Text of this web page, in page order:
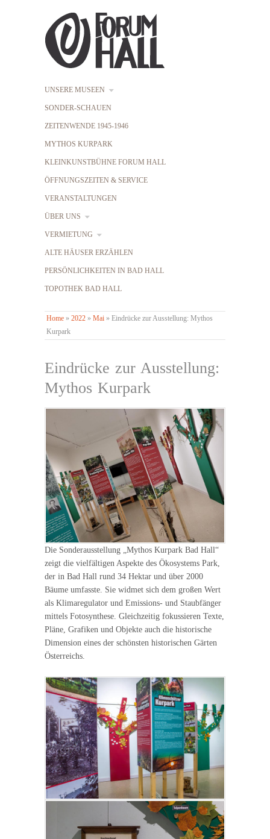
UNSERE MUSEEN
SONDER-SCHAUEN
ZEITENWENDE 1945-1946
MYTHOS KURPARK
KLEINKUNSTBÜHNE FORUM HALL
ÖFFNUNGSZEITEN & SERVICE
VERANSTALTUNGEN
ÜBER UNS
VERMIETUNG
ALTE HÄUSER ERZÄHLEN
PERSÖNLICHKEITEN IN BAD HALL
TOPOTHEK BAD HALL
Home » 2022 » Mai » Eindrücke zur Ausstellung: Mythos
Kurpark
Eindrücke zur Ausstellung:
Mythos Kurpark
Die Sonderausstellung „Mythos Kurpark Bad Hall“
zeigt die vielfältigen Aspekte des Ökosystems Park,
der in Bad Hall rund 34 Hektar und über 2000
Bäume umfasste. Sie widmet sich dem großen Wert
als Klimaregulator und Emissions- und Staubfänger
mittels Fotosynthese. Gleichzeitig fokussieren Texte,
Pläne, Grafiken und Objekte auch die historische
Dimension eines der schönsten historischen Gärten
Österreichs.